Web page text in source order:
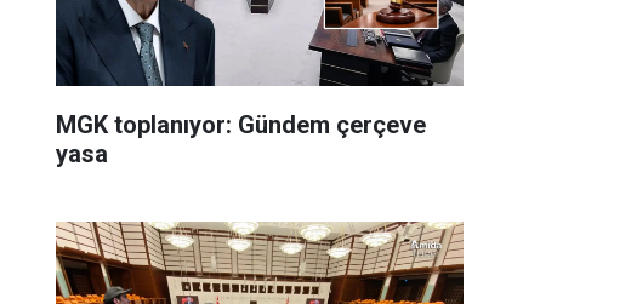
MGK toplanıyor: Gündem çerçeve
yasa